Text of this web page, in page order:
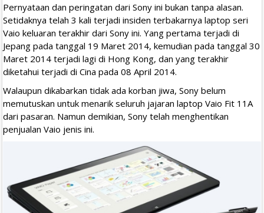
Pernyataan dan peringatan dari Sony ini bukan tanpa alasan.
Setidaknya telah 3 kali terjadi insiden terbakarnya laptop seri
Vaio keluaran terakhir dari Sony ini. Yang pertama terjadi di
Jepang pada tanggal 19 Maret 2014, kemudian pada tanggal 30
Maret 2014 terjadi lagi di Hong Kong, dan yang terakhir
diketahui terjadi di Cina pada 08 April 2014.
Walaupun dikabarkan tidak ada korban jiwa, Sony belum
memutuskan untuk menarik seluruh jajaran laptop Vaio Fit 11A
dari pasaran. Namun demikian, Sony telah menghentikan
penjualan Vaio jenis ini.